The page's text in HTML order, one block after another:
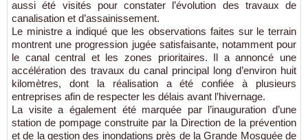
aussi été visités pour constater l’évolution des travaux de
canalisation et d’assainissement.
Le ministre a indiqué que les observations faites sur le terrain
montrent une progression jugée satisfaisante, notamment pour
le canal central et les zones prioritaires. Il a annoncé une
accélération des travaux du canal principal long d’environ huit
kilomètres, dont la réalisation a été confiée à plusieurs
entreprises afin de respecter les délais avant l’hivernage.
La visite a également été marquée par l’inauguration d’une
station de pompage construite par la Direction de la prévention
et de la gestion des inondations près de la Grande Mosquée de